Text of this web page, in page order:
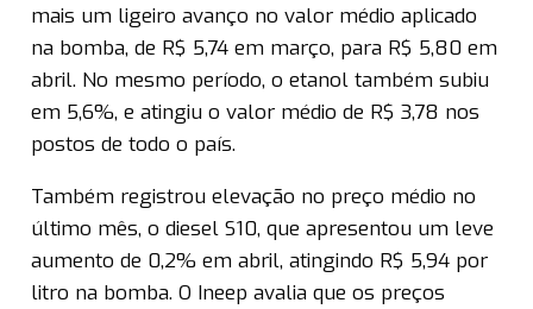
mais um ligeiro avanço no valor médio aplicado
na bomba, de R$ 5,74 em março, para R$ 5,80 em
abril. No mesmo período, o etanol também subiu
em 5,6%, e atingiu o valor médio de R$ 3,78 nos
postos de todo o país.
Também registrou elevação no preço médio no
último mês, o diesel S10, que apresentou um leve
aumento de 0,2% em abril, atingindo R$ 5,94 por
litro na bomba. O Ineep avalia que os preços